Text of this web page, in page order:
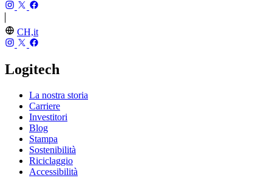
CH,it
Logitech
La nostra storia
Carriere
Investitori
Blog
Stampa
Sostenibilità
Riciclaggio
Accessibilità